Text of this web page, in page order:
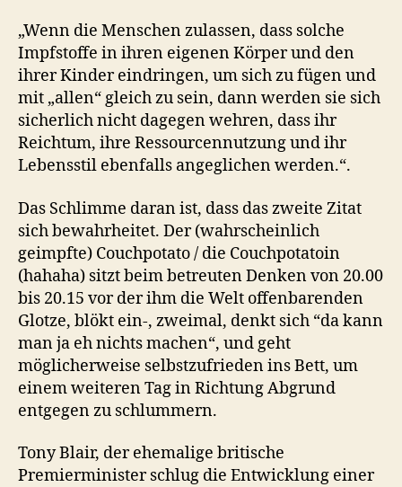
„Wenn die Menschen zulassen, dass solche
Impfstoffe in ihren eigenen Körper und den
ihrer Kinder eindringen, um sich zu fügen und
mit „allen“ gleich zu sein, dann werden sie sich
sicherlich nicht dagegen wehren, dass ihr
Reichtum, ihre Ressourcennutzung und ihr
Lebensstil ebenfalls angeglichen werden.“.
Das Schlimme daran ist, dass das zweite Zitat
sich bewahrheitet. Der (wahrscheinlich
geimpfte) Couchpotato / die Couchpotatoin
(hahaha) sitzt beim betreuten Denken von 20.00
bis 20.15 vor der ihm die Welt offenbarenden
Glotze, blökt ein-, zweimal, denkt sich “da kann
man ja eh nichts machen“, und geht
möglicherweise selbstzufrieden ins Bett, um
einem weiteren Tag in Richtung Abgrund
entgegen zu schlummern.
Tony Blair, der ehemalige britische
Premierminister schlug die Entwicklung einer